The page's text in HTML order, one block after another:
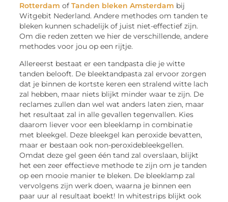
Rotterdam ofTanden bleken Amsterdam bij
Witgebit Nederland. Andere methodes om tanden te
bleken kunnen schadelijk of juist niet-effectief zijn.
Om die reden zetten we hier de verschillende, andere
methodes voor jou op een rijtje.
Allereerst bestaat er een tandpasta die je witte
tanden belooft. De bleektandpasta zal ervoor zorgen
dat je binnen de kortste keren een stralend witte lach
zal hebben, maar niets blijkt minder waar te zijn. De
reclames zullen dan wel wat anders laten zien, maar
het resultaat zal in alle gevallen tegenvallen. Kies
daarom liever voor een bleeklamp in combinatie
met bleekgel. Deze bleekgel kan peroxide bevatten,
maar er bestaan ook non-peroxidebleekgellen.
Omdat deze gel geen één tand zal overslaan, blijkt
het een zeer effectieve methode te zijn om je tanden
op een mooie manier te bleken. De bleeklamp zal
vervolgens zijn werk doen, waarna je binnen een
paar uur al resultaat boekt! In whitestrips blijkt ook